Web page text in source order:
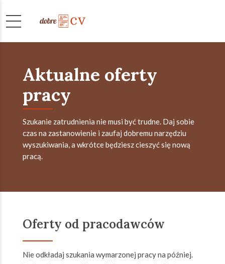
Aktualne oferty
pracy
Szukanie zatrudnienia nie musi być trudne. Daj sobie
czas na zastanowienie i zaufaj dobremu narzędziu
wyszukiwania, a wkrótce będziesz cieszyć się nową
pracą.
Oferty od pracodawców
Nie odkładaj szukania wymarzonej pracy na później.